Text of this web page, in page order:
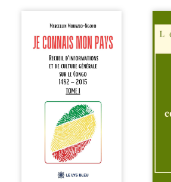
Je connais mon
pays se présente
comme une œuvre
de transmission et
d’éveil civique,
destinée à raviver
la mémoire
congolaise. En
retraçant les
grandes étapes de
l’histoire
nationale, il
entend combattre
l’ignorance, le
repli identitaire et
l’affaiblissement